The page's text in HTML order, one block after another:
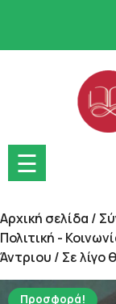
content
☰
Αρχική σελίδα /
Πολιτική -
Άντριου / Σε λίγο
Προσφορά!